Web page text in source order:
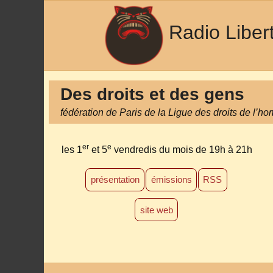
Radio
Des droits et des gens
fédération de Paris de la Ligue des droits de
les 1er et 5e vendredis du mois de 19h à 21h
présentation émissions RSS
site web